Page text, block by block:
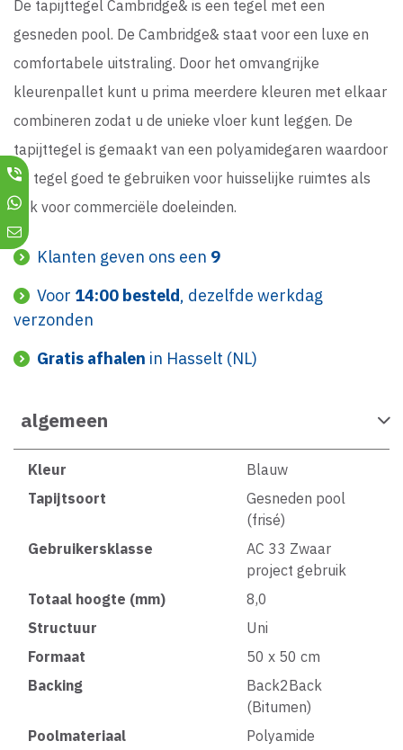
De tapijttegel Cambridge& is een tegel met een
gesneden pool. De Cambridge& staat voor een luxe en
comfortabele uitstraling. Door het omvangrijke
kleurenpallet kunt u prima meerdere kleuren met elkaar
combineren zodat u de unieke vloer kunt leggen. De
tapijttegel is gemaakt van een polyamidegaren waardoor
de tegel goed te gebruiken voor huisselijke ruimtes als
ook voor commerciële doeleinden.
Klanten geven ons een 9
Voor 14:00 besteld, dezelfde werkdag
verzonden
Gratis afhalen in Hasselt (NL)
algemeen
Kleur
Blauw
Tapijtsoort
Gesneden pool
(frisé)
Gebruikersklasse
AC 33 Zwaar
project gebruik
Totaal hoogte (mm)
8,0
Structuur
Uni
Formaat
50 x 50 cm
Backing
Back2Back
(Bitumen)
Poolmateriaal
Polyamide